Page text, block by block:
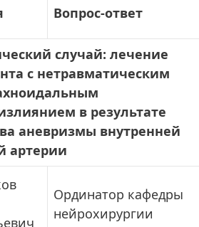
Вопрос-ответ
случай: лечение
с нетравматическим
в результате
аневризмы внутренней
артерии
Ординатор кафедры
нейрохирургии